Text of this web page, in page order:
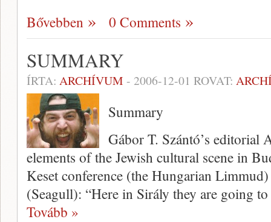
Bővebben 0 Comments
SUMMARY
ÍRTA: ARCHÍVUM - 2006-12-01 ROVAT:
Summary
Gábor T. Szántó’s editorial
elements of the Jewish cultural scene in
Keset conference (the Hungarian
(Seagull): “Here in Sirály they are going
Tovább »